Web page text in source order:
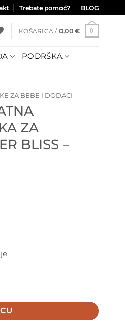
Trebate pomoć? BLOG
KOŠARICA / 0,00 € 0
PODRŠKA
ZA BEBE I DODACI
ZA
BLISS –
za ležaljku Bouncer Bliss -